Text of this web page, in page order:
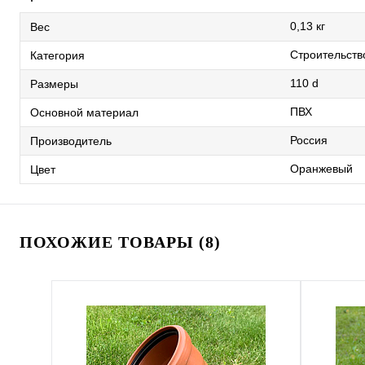
Вес 0,13 кг
Категория
Размеры 110 d
Основной материал ПВХ
Производитель Россия
Цвет Оранжевый
ПОХОЖИЕ ТОВАРЫ (8)